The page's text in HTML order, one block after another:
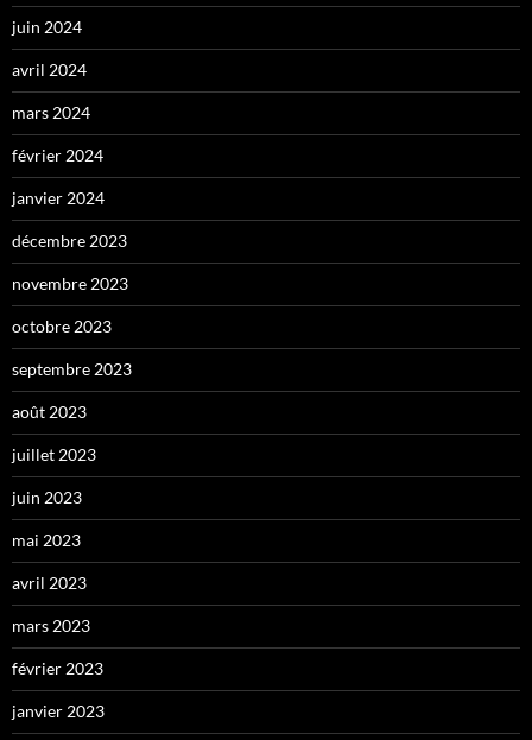
juin 2024
avril 2024
mars 2024
février 2024
janvier 2024
décembre 2023
novembre 2023
octobre 2023
septembre 2023
août 2023
juillet 2023
juin 2023
mai 2023
avril 2023
mars 2023
février 2023
janvier 2023